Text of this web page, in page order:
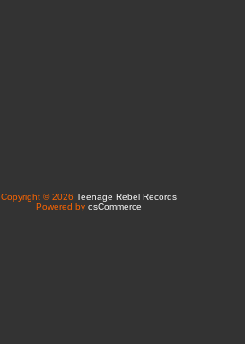
Copyright © 2026 Teenage Rebel Records
Powered by osCommerce